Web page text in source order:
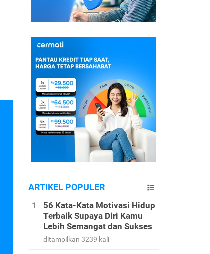
ARTIKEL POPULER
56 Kata-Kata Motivasi Hidup
Terbaik Supaya Diri Kamu
Lebih Semangat dan Sukses
ditampilkan 3239 kali